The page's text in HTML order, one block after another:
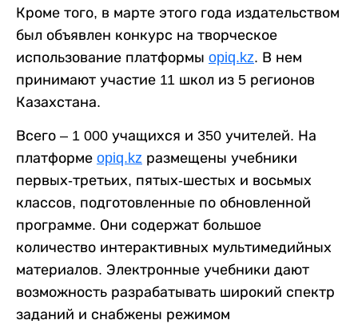
Кроме того, в марте этого года издательством
был объявлен конкурс на творческое
использование платформы opiq.kz. В нем
принимают участие 11 школ из 5 регионов
Казахстана.
Всего – 1 000 учащихся и 350 учителей. На
платформе opiq.kz размещены учебники
первых-третьих, пятых-шестых и восьмых
классов, подготовленные по обновленной
программе. Они содержат большое
количество интерактивных мультимедийных
материалов. Электронные учебники дают
возможность разрабатывать широкий спектр
заданий и снабжены режимом